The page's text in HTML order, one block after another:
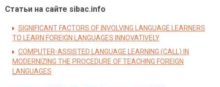
Статьи на сайте sibac.info
SIGNIFICANT FACTORS OF INVOLVING LANGUAGE LEARNERS
TO LEARN FOREIGN LANGUAGES INNOVATIVELY
COMPUTER-ASSISTED LANGUAGE LEARNING (CALL) IN
MODERNIZING THE PROCEDURE OF TEACHING FOREIGN
LANGUAGES